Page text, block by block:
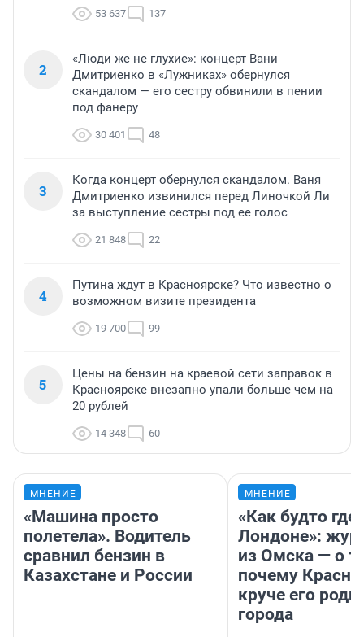
53 637 137
2
«Люди же не глухие»: концерт Вани
Дмитриенко в «Лужниках» обернулся
скандалом — его сестру обвинили в пении
под фанеру
30 401 48
3
Когда концерт обернулся скандалом. Ваня
Дмитриенко извинился перед Линочкой Ли
за выступление сестры под ее голос
21 848 22
4
Путина ждут в Красноярске? Что известно о
возможном визите президента
19 700 99
5
Цены на бензин на краевой сети заправок в
Красноярске внезапно упали больше чем на
20 рублей
14 348 60
МНЕНИЕ
«Машина просто
полетела». Водитель
сравнил бензин в
Казахстане и России
МНЕНИЕ
«Как будто
Лондоне»:
из Омска — о
почему
круче его
города